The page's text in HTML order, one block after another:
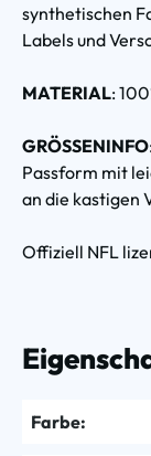
synthetischen
Labels und
MATERIAL:
GRÖSSENINFO
Passform mit
an die kastigen
Offiziell NFL
Farbe: